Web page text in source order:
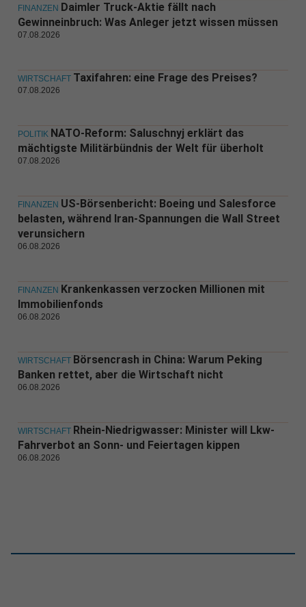
FINANZEN Daimler Truck-Aktie fällt nach
Gewinneinbruch: Was Anleger jetzt wissen müssen
07.08.2026
WIRTSCHAFT Taxifahren: eine Frage des Preises?
07.08.2026
POLITIK NATO-Reform: Saluschnyj erklärt das
mächtigste Militärbündnis der Welt für überholt
07.08.2026
FINANZEN US-Börsenbericht: Boeing und Salesforce
belasten, während Iran-Spannungen die Wall Street
verunsichern
06.08.2026
FINANZEN Krankenkassen verzocken Millionen mit
Immobilienfonds
06.08.2026
WIRTSCHAFT Börsencrash in China: Warum Peking
Banken rettet, aber die Wirtschaft nicht
06.08.2026
WIRTSCHAFT Rhein-Niedrigwasser: Minister will Lkw-
Fahrverbot an Sonn- und Feiertagen kippen
06.08.2026